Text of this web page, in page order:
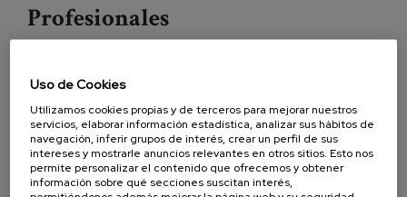
Profesionales
2022
32 Congreso Anual Internacional de
Xerontología e Xeriatría: Atención
Gerontológica y Geriátrica:
edadismo y principios éticos
Uso de Cookies
Utilizamos cookies propias y de terceros para mejorar nuestros
servicios, elaborar información estadística, analizar sus hábitos de
navegación, inferir grupos de interés, crear un perfil de sus
intereses y mostrarle anuncios relevantes en otros sitios. Esto nos
permite personalizar el contenido que ofrecemos y obtener
información sobre qué secciones suscitan interés,